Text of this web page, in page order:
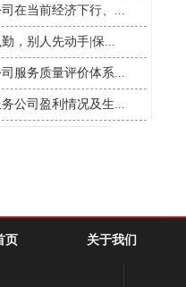
在当前经济下行、...
，别人先动手|保...
服务质量评价体系...
公司盈利情况及生...
页 关于我们